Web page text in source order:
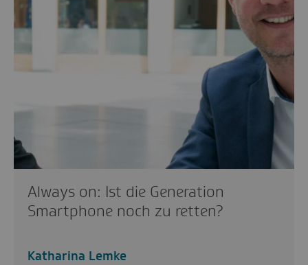
Always on: Ist die Generation
Smartphone noch zu retten?
Katharina Lemke